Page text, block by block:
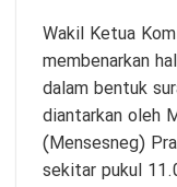
Wakil Ketua
membenarkan
dalam bentuk
diantarkan oleh
(Mensesneg)
sekitar pukul